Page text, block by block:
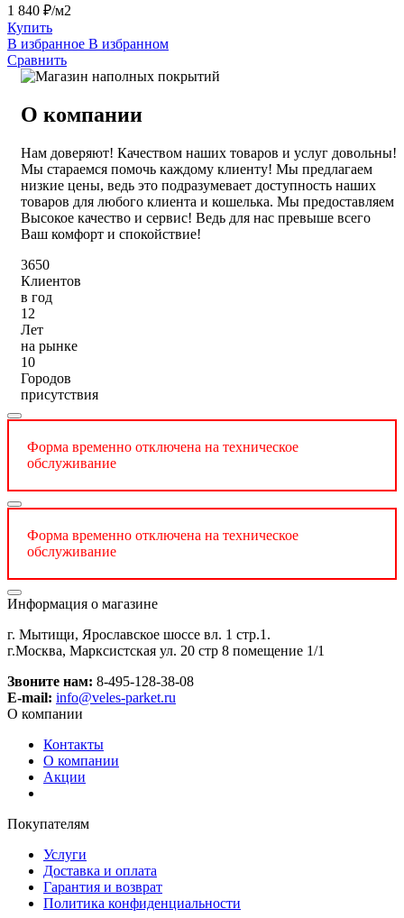
1 840 ₽/м2
Купить
В избранное В избранном
Сравнить
О компании
Нам доверяют! Качеством наших товаров и услуг довольны!
Мы стараемся помочь каждому клиенту! Мы предлагаем
низкие цены, ведь это подразумевает доступность наших
товаров для любого клиента и кошелька. Мы предоставляем
Высокое качество и сервис! Ведь для нас превыше всего
Ваш комфорт и спокойствие!
3650
Клиентов
в год
12
Лет
на рынке
10
Городов
присутствия
Форма временно отключена на техническое
обслуживание
Форма временно отключена на техническое
обслуживание
Информация о магазине
г. Мытищи, Ярославское шоссе вл. 1 стр.1.
г.Москва, Марксистская ул. 20 стр 8 помещение 1/1
Звоните нам: 8-495-128-38-08
E-mail: info@veles-parket.ru
О компании
Контакты
О компании
Акции
Покупателям
Услуги
Доставка и оплата
Гарантия и возврат
Политика конфиденциальности